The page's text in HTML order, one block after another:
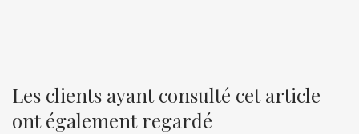
Les clients ayant consulté cet article
ont également regardé